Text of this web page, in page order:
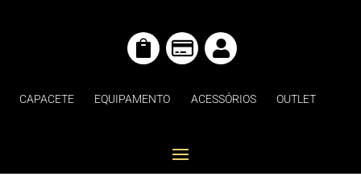
  
CAPACETE EQUIPAMENTO ACESSÓRIOS OUTLET